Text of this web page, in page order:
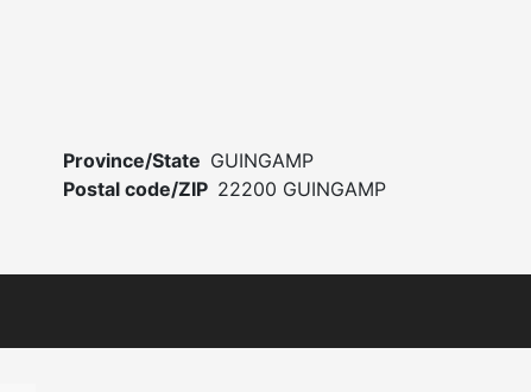
Province/State GUINGAMP
Postal code/ZIP 22200 GUINGAMP